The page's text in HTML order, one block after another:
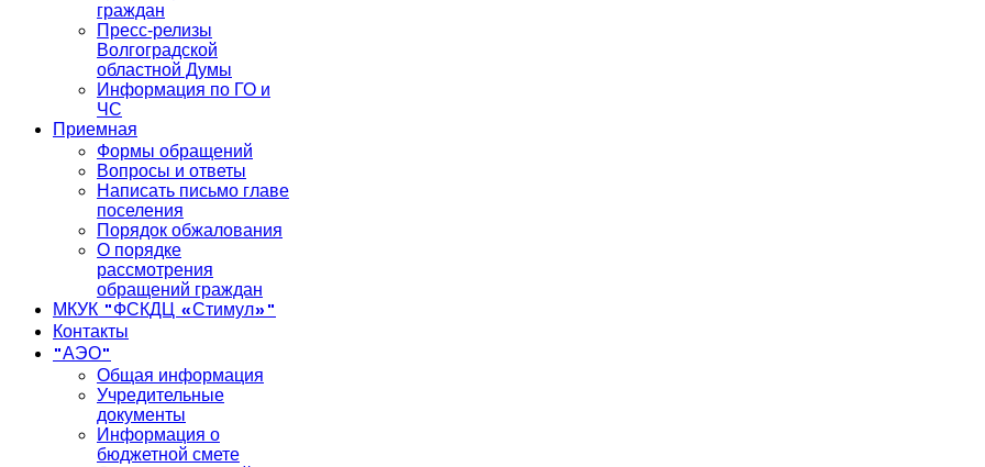
граждан
Пресс-релизы
Волгоградской
областной Думы
Информация по ГО и
ЧС
Приемная
Формы обращений
Вопросы и ответы
Написать письмо главе
поселения
Порядок обжалования
О порядке
рассмотрения
обращений граждан
МКУК "ФСКДЦ «Стимул»"
Контакты
"АЭО"
Общая информация
Учредительные
документы
Информация о
бюджетной смете